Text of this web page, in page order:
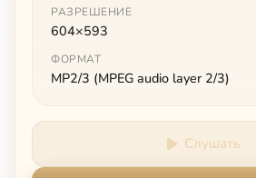
РАЗРЕШЕНИЕ
604×593
ФОРМАТ
MP2/3 (MPEG audio layer 2/3)
Слушать